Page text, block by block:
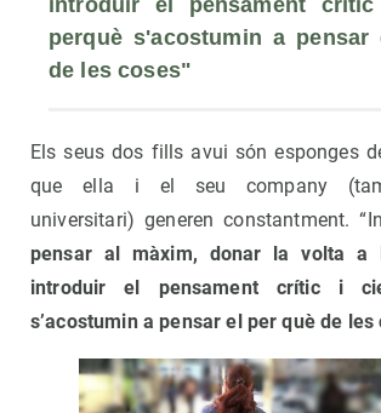
introduir el pensament
perquè s'acostumin a
de les coses"
Els seus dos fills avui són esponges
que ella i el seu company
universitari) generen constantment.
pensar al màxim, donar la volta a
introduir el pensament crític i
s’acostumin a pensar el per què de les